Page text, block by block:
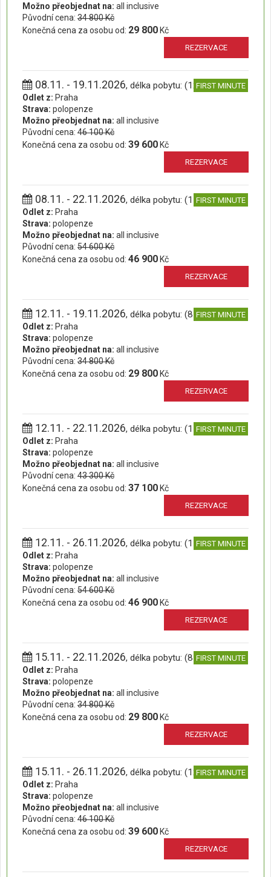
Možno přeobjednat na: all inclusive
Původní cena: 34 800 Kč
Konečná cena za osobu od: 29 800 Kč
REZERVACE
08.11. - 19.11.2026, délka pobytu: (12 dní)FIRST MINUTE
Odlet z: Praha
Strava: polopenze
Možno přeobjednat na: all inclusive
Původní cena: 46 100 Kč
Konečná cena za osobu od: 39 600 Kč
REZERVACE
08.11. - 22.11.2026, délka pobytu: (15 dní)FIRST MINUTE
Odlet z: Praha
Strava: polopenze
Možno přeobjednat na: all inclusive
Původní cena: 54 600 Kč
Konečná cena za osobu od: 46 900 Kč
REZERVACE
12.11. - 19.11.2026, délka pobytu: (8 dní)FIRST MINUTE
Odlet z: Praha
Strava: polopenze
Možno přeobjednat na: all inclusive
Původní cena: 34 800 Kč
Konečná cena za osobu od: 29 800 Kč
REZERVACE
12.11. - 22.11.2026, délka pobytu: (11 dní)FIRST MINUTE
Odlet z: Praha
Strava: polopenze
Možno přeobjednat na: all inclusive
Původní cena: 43 300 Kč
Konečná cena za osobu od: 37 100 Kč
REZERVACE
12.11. - 26.11.2026, délka pobytu: (15 dní)FIRST MINUTE
Odlet z: Praha
Strava: polopenze
Možno přeobjednat na: all inclusive
Původní cena: 54 600 Kč
Konečná cena za osobu od: 46 900 Kč
REZERVACE
15.11. - 22.11.2026, délka pobytu: (8 dní)FIRST MINUTE
Odlet z: Praha
Strava: polopenze
Možno přeobjednat na: all inclusive
Původní cena: 34 800 Kč
Konečná cena za osobu od: 29 800 Kč
REZERVACE
15.11. - 26.11.2026, délka pobytu: (12 dní)FIRST MINUTE
Odlet z: Praha
Strava: polopenze
Možno přeobjednat na: all inclusive
Původní cena: 46 100 Kč
Konečná cena za osobu od: 39 600 Kč
REZERVACE